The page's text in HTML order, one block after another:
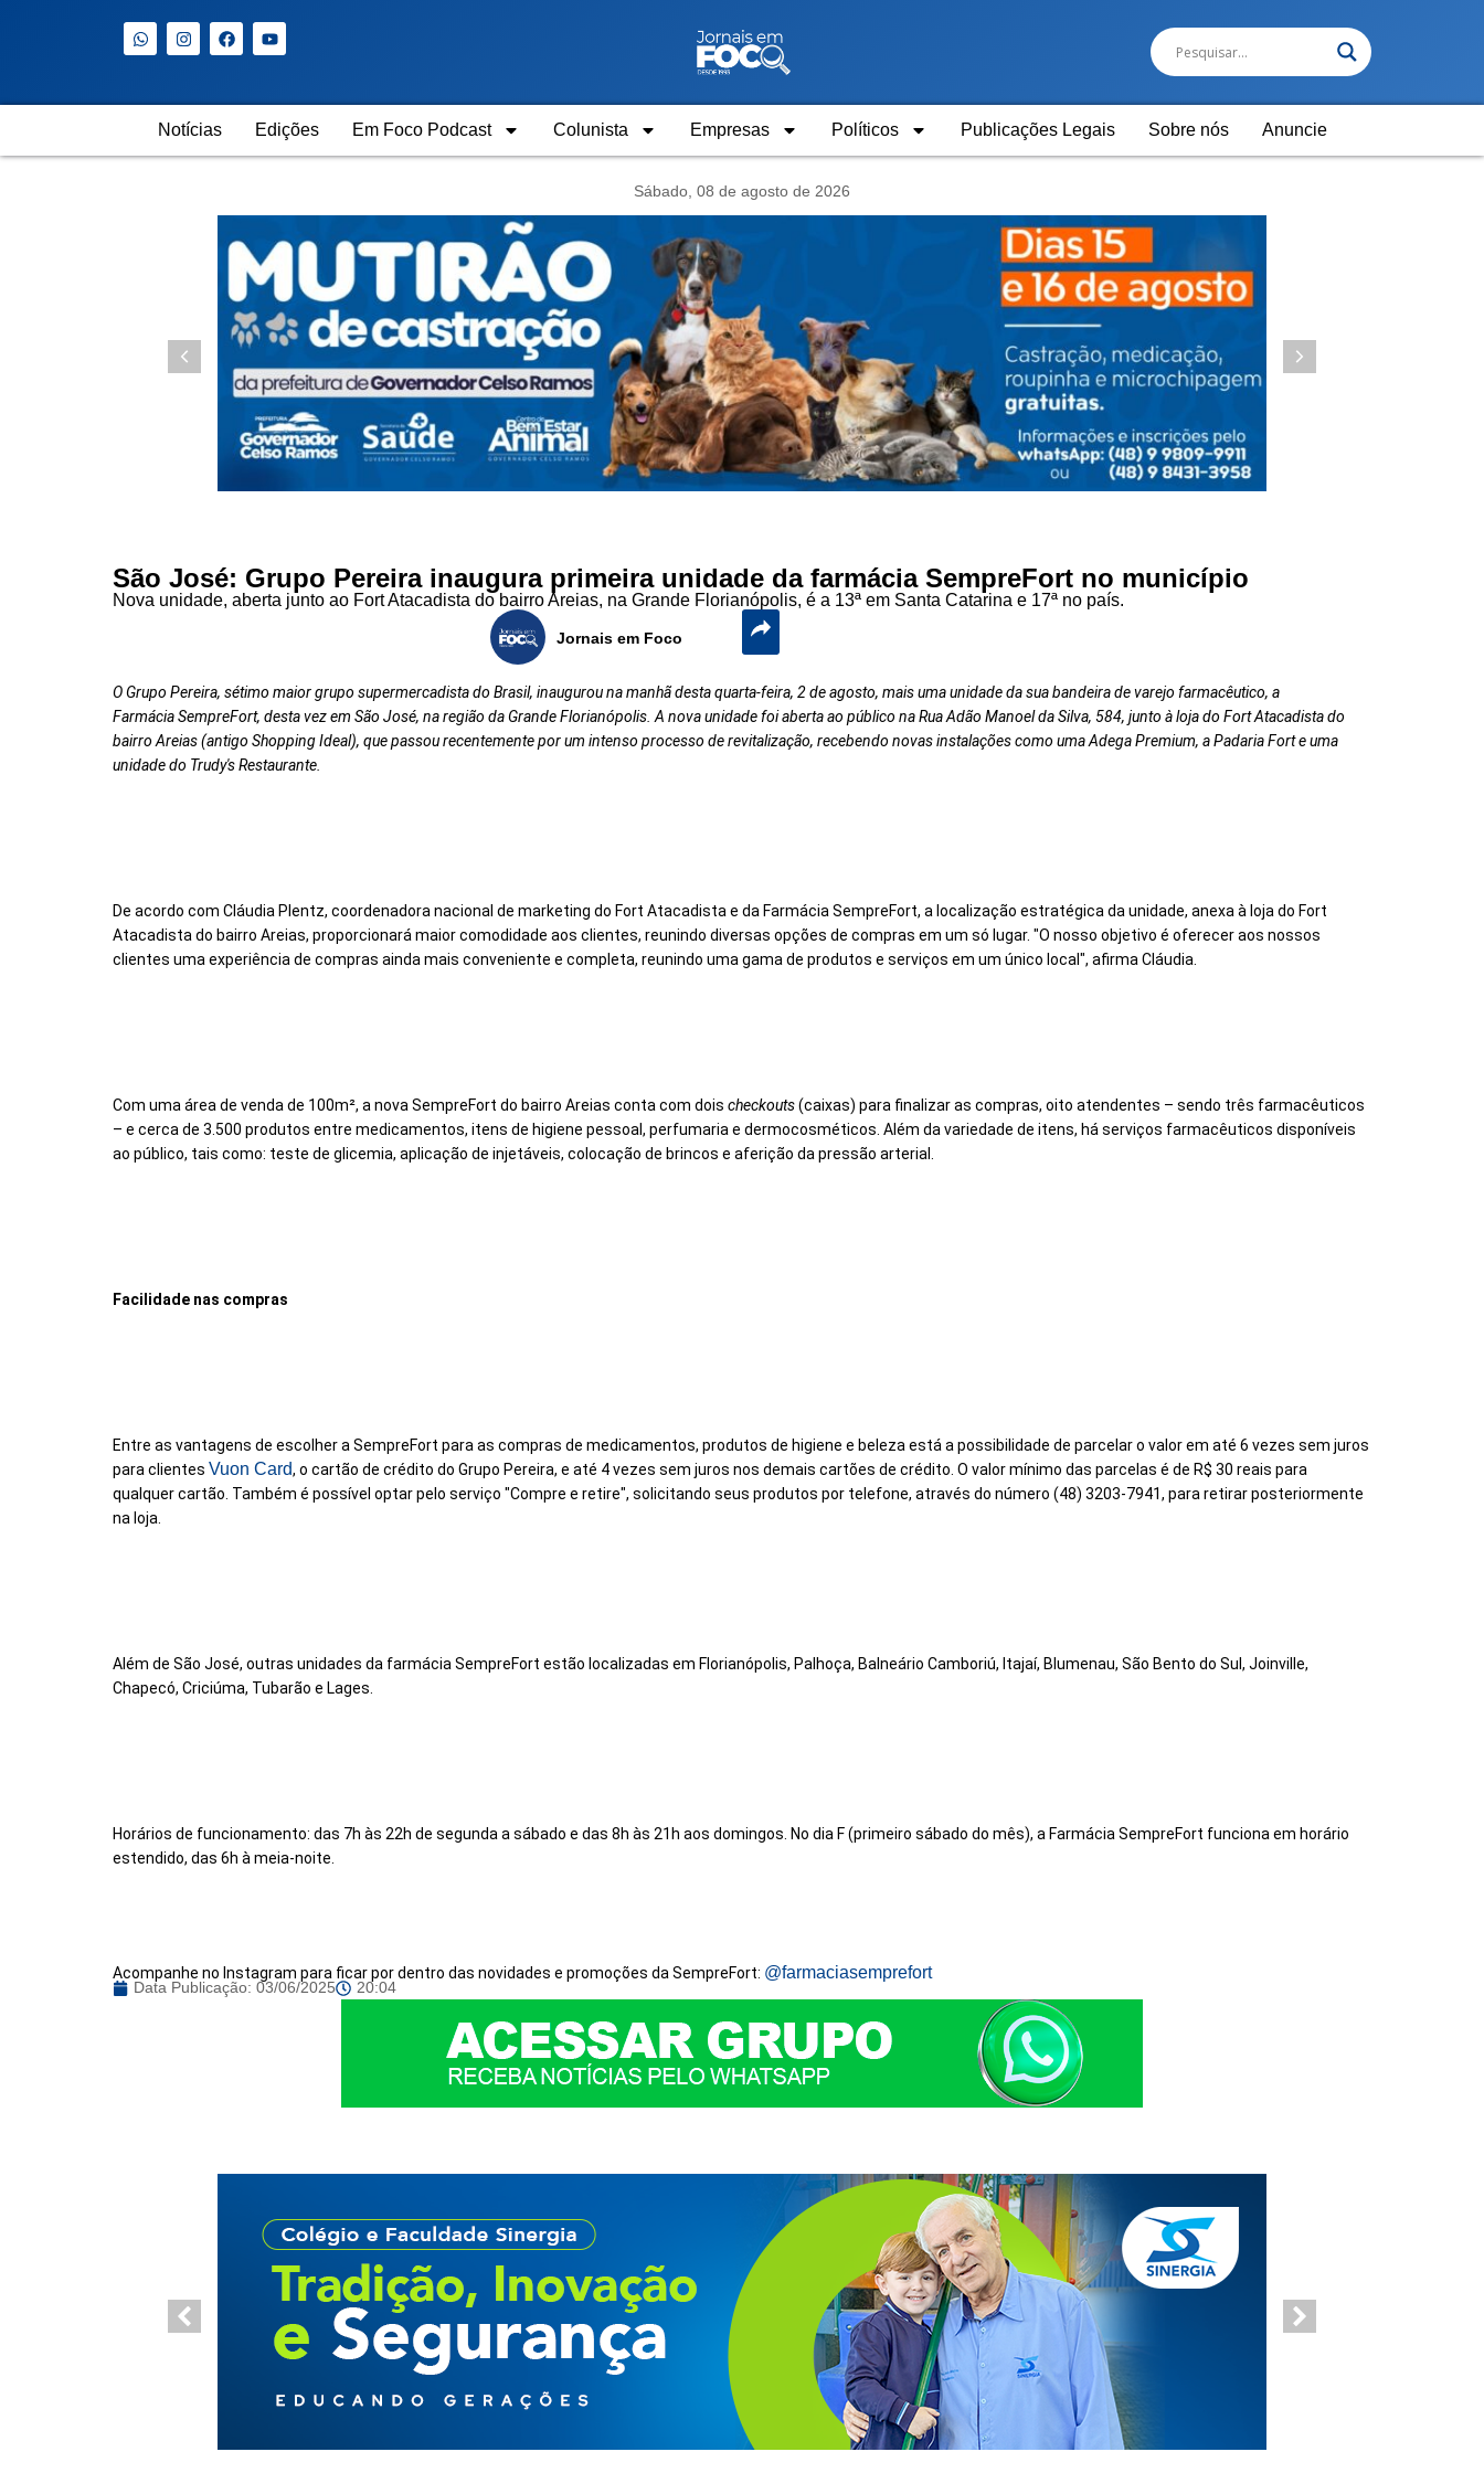
Notícias Edições Em Foco Podcast Colunista Empresas Políticos Publicações Legais Sobre nós Anuncie
Sábado, 08 de agosto de 2026
São José: Grupo Pereira inaugura primeira unidade da farmácia SempreFort no município
Nova unidade, aberta junto ao Fort Atacadista do bairro Areias, na Grande Florianópolis, é a 13ª em Santa Catarina e 17ª no país.
Jornais em Foco
O Grupo Pereira, sétimo maior grupo supermercadista do Brasil, inaugurou na manhã desta quarta-feira, 2 de agosto, mais uma unidade da sua bandeira de varejo farmacêutico, a
FarmáciaSempreFort, desta vez em São José, na região da Grande Florianópolis. A nova unidade foi aberta ao público na Rua Adão Manoel da Silva, 584, junto à loja do Fort Atacadista do
bairro Areias (antigo Shopping Ideal), que passou recentemente por um intenso processo de revitalização, recebendo novas instalações como uma Adega Premium, a PadariaForte uma
unidade do Trudy's Restaurante.
De acordo com Cláudia Plentz, coordenadora nacional de marketing do Fort Atacadista e da Farmácia SempreFort, a localização estratégica da unidade, anexa à loja do Fort
Atacadista do bairro Areias, proporcionará maior comodidade aos clientes, reunindo diversas opções de compras em um só lugar. "O nosso objetivo é oferecer aos nossos
clientes uma experiência de compras ainda mais conveniente e completa, reunindo uma gama de produtos e serviços em um único local", afirma Cláudia.
Com uma área de venda de 100m², a nova SempreFort do bairro Areias conta com dois checkouts(caixas) para finalizar as compras, oito atendentes – sendo três farmacêuticos
– e cerca de 3.500 produtos entre medicamentos, itens de higiene pessoal, perfumaria e dermocosméticos. Além da variedade de itens, há serviços farmacêuticos disponíveis
ao público, tais como: teste de glicemia, aplicação de injetáveis, colocação de brincos e aferição da pressão arterial.
Facilidade nas compras
Entre as vantagens de escolher a SempreFort para as compras de medicamentos, produtos de higiene e beleza está a possibilidade de parcelar o valor em até 6 vezes sem juros
para clientes Vuon Card, o cartão de crédito do Grupo Pereira, e até 4 vezes sem juros nos demais cartões de crédito. O valor mínimo das parcelas é de R$ 30 reais para
qualquer cartão. Também é possível optar pelo serviço "Compre e retire", solicitando seus produtos por telefone, através do número (48) 3203-7941, para retirar posteriormente
na loja.
Além de São José, outras unidades da farmácia SempreFort estão localizadas em Florianópolis, Palhoça, Balneário Camboriú, Itajaí, Blumenau, São Bento do Sul, Joinville,
Chapecó, Criciúma, Tubarão e Lages.
Horários de funcionamento: das 7h às 22h de segunda a sábado e das 8h às 21h aos domingos. No dia F (primeiro sábado do mês), a Farmácia SempreFort funciona em horário
estendido, das 6h à meia-noite.
Acompanhe no Instagram para ficar por dentro das novidades e promoções da SempreFort: @farmaciasemprefort
Data Publicação: 03/06/2025 20:04